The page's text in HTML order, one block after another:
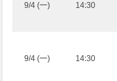
9/4 (一) 14:30
9/4 (一) 14:30